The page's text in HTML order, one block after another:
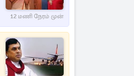
12 மணி நேரம் முன்